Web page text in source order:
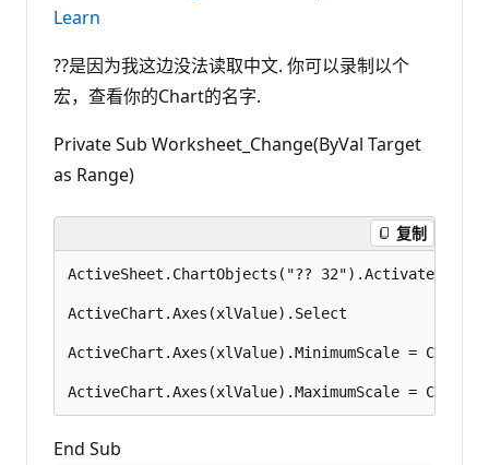
Learn
??是因为我这边没法读取中文. 你可以录制以个
宏，查看你的Chart的名字.
Private Sub Worksheet_Change(ByVal Target
as Range)
复制
ActiveSheet.ChartObjects("?? 32").Activate
ActiveChart.Axes(xlValue).Select
ActiveChart.Axes(xlValue).MinimumScale =
End Sub